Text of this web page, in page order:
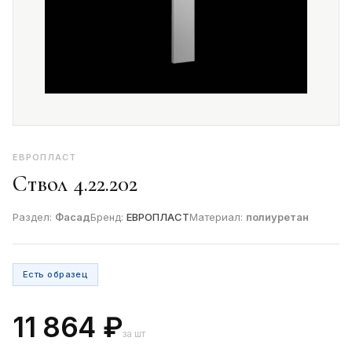
ЕВРОПЛАСТ
Ствол 4.22.202
Раздел: ФасадБренд: ЕВРОПЛАСТМатериал: полиуретан
Есть образец
11 864 ₽за шт